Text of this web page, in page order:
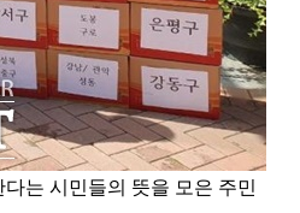
는 시민들의 뜻을 모은 주민